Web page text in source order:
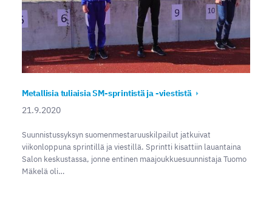
Metallisia tuliaisia SM-sprintistä ja -viestistä
21.9.2020
Suunnistussyksyn suomenmestaruuskilpailut jatkuivat
viikonloppuna sprintillä ja viestillä. Sprintti kisattiin lauantaina
Salon keskustassa, jonne entinen maajoukkuesuunnistaja Tuomo
Mäkelä oli…